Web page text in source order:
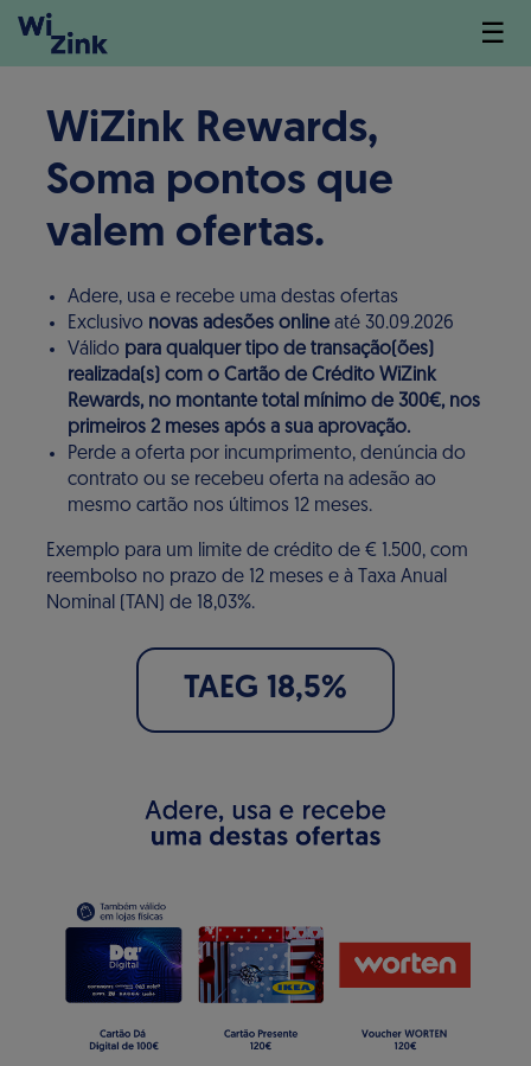
☰
WiZink Rewards,
Soma pontos que
valem ofertas.
Adere, usa e recebe uma destas ofertas
Exclusivo novas adesões online até 30.09.2026
Válido para qualquer tipo de transação(ões)
realizada(s) com o Cartão de Crédito WiZink
Rewards, no montante total mínimo de 300€, nos
primeiros 2 meses após a sua aprovação.
Perde a oferta por incumprimento, denúncia do
contrato ou se recebeu oferta na adesão ao
mesmo cartão nos últimos 12 meses.
Exemplo para um limite de crédito de € 1.500, com
reembolso no prazo de 12 meses e à Taxa Anual
Nominal (TAN) de 18,03%.
TAEG 18,5%